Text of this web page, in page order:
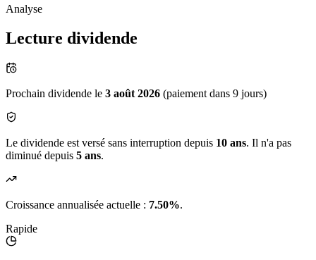
Analyse
Lecture dividende
Prochain dividende le 3 août 2026 (paiement dans 9 jours)
Le dividende est versé sans interruption depuis 10 ans. Il n'a pas
diminué depuis 5 ans.
Croissance annualisée actuelle : 7.50%.
Rapide